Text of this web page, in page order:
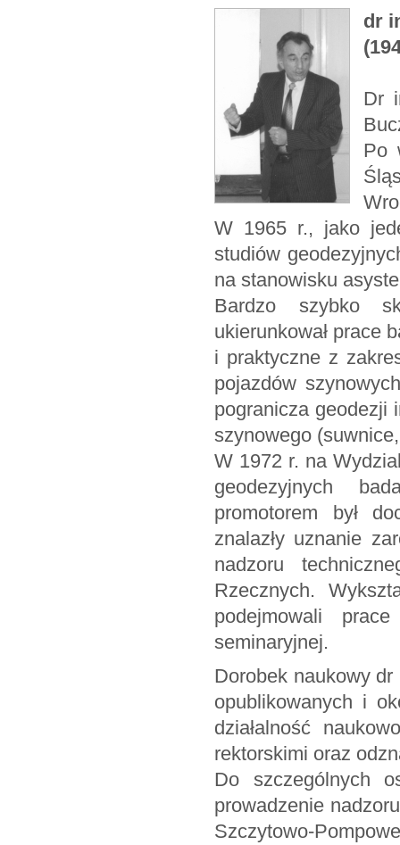
dr
Dr
Po
W 1965 r., jako
studiów
na stanowisku
Bardzo szybko
ukierunkował prace
i praktyczne z
pojazdów
pogranicza geodezji
szynowego
W 1972 r. na
geodezyjnych
promotorem był
znalazły uznanie
nadzoru
Rzecznych.
podejmowali
seminaryjnej.
Dorobek naukowy
opublikowanych i
działalność
rektorskimi oraz
Do szczególnych
prowadzenie
Szczytowo-